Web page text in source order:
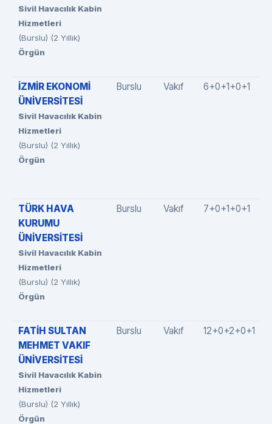
Sivil Havacılık Kabin
Hizmetleri
(Burslu) (2 Yıllık)
Örgün
İZMİR EKONOMİ
ÜNİVERSİTESİ
Sivil Havacılık Kabin
Hizmetleri
(Burslu) (2 Yıllık)
Örgün
Burslu Vakıf 6+0+1+0+1
TÜRK HAVA
KURUMU
ÜNİVERSİTESİ
Sivil Havacılık Kabin
Hizmetleri
(Burslu) (2 Yıllık)
Örgün
Burslu Vakıf 7+0+1+0+1
FATİH SULTAN
MEHMET VAKIF
ÜNİVERSİTESİ
Sivil Havacılık Kabin
Hizmetleri
(Burslu) (2 Yıllık)
Örgün
Burslu Vakıf 12+0+2+0+1